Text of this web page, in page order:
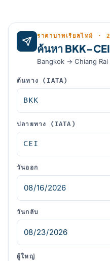
ราคาบาทเรียลไทม์ ·
ค้นหา BKK–CEI
Bangkok → Chiang Rai
ต้นทาง (IATA)
ปลายทาง (IATA)
วันออก
วันกลับ
ผู้ใหญ่